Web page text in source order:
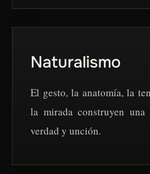
Naturalismo
El gesto, la anatomía, la
la mirada construyen
verdad y unción.